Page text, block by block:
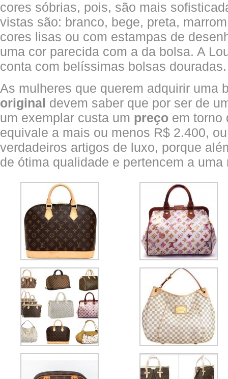
cores sóbrias, pois, são mais
vistas são: branco, bege, preta,
cores lisas ou com estampas de
uma cor parecida com a da bolsa. A
conta com belíssimas bolsas douradas.
As mulheres que querem adquirir uma
original devem saber que por ser de
um exemplar custa um preço em torno
equivale a mais ou menos R$ 2.400,
verdadeiros artigos de luxo, porque
de ótima qualidade e pertencem a uma